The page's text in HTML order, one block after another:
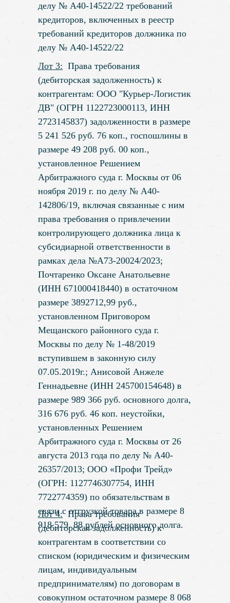
делу № А40-14522/22 требований
кредиторов, включенных в реестр
требований кредиторов должника по
делу № А40-14522/22
Лот 3: Права требования
(дебиторская задолженность) к
контрагентам: ООО "Курьер-Логистик
ДВ" (ОГРН 1122723000113, ИНН
2723145837) задолженности в размере
5 241 526 руб. 76 коп., госпошлины в
размере 49 208 руб. 00 коп.,
установленное Решением
Арбитражного суда г. Москвы от 06
ноября 2019 г. по делу № А40-
142806/19, включая связанные с ним
права требования о привлечении
контролирующего должника лица к
субсидиарной ответственности в
рамках дела №А73-20024/2023;
Почтаренко Оксане Анатольевне
(ИНН 671000418440) в остаточном
размере 3892712,99 руб.,
установленном Приговором
Мещанского районного суда г.
Москвы по делу № 1-48/2019
вступившем в законную силу
07.05.2019г.; Анисовой Анжеле
Геннадьевне (ИНН 245700154648) в
размере 989 366 руб. основного долга,
316 676 руб. 46 коп. неустойки,
установленных Решением
Арбитражного суда г. Москвы от 26
августа 2013 года по делу № А40-
26357/2013; ООО «Профи Трейд»
(ОГРН: 1127746307754, ИНН
7722774359) по обязательствам в
связи с отгрузкой товара в размере 8
918 579, 88 рублей основного долга.
Лот 4:Права требования
(дебиторская задолженность) к
контрагентам в соответствии со
списком (юридическим и физическим
лицам, индивидуальным
предпринимателям) по договорам в
совокупном остаточном размере 8 068